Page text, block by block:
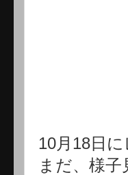
10月18日
まだ、様